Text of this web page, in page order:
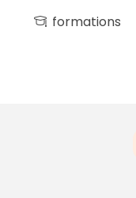
formations